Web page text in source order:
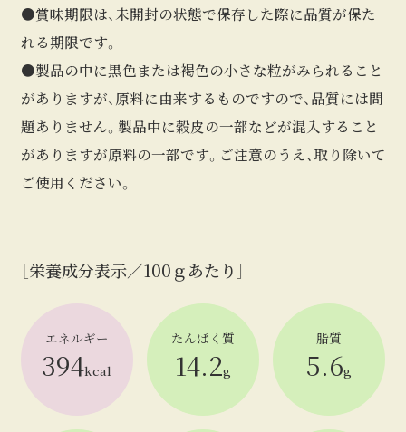
●賞味期限は、未開封の状態で保存した際に品質が保た
れる期限です。
●製品の中に黒色または褐色の小さな粒がみられること
がありますが、原料に由来するものですので、品質には問
題ありません。製品中に穀皮の一部などが混入すること
がありますが原料の一部です。ご注意のうえ、取り除いて
ご使用ください。
［栄養成分表示／100ｇあたり］
エネルギー
394kcal
たんぱく質
14.2g
脂質
5.6g